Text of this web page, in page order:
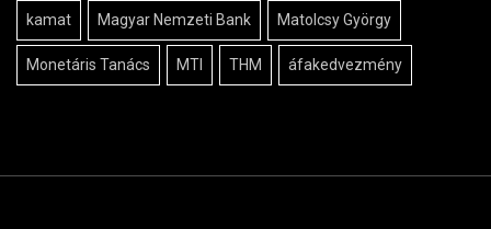
kamat Magyar Nemzeti Bank Matolcsy György
Monetáris Tanács MTI THM áfakedvezmény